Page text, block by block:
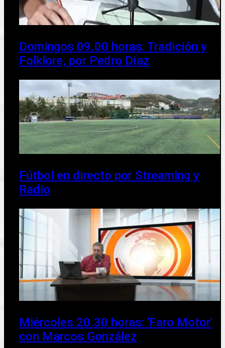
Domingos 09.00 horas: Tradición y
Folklore, por Pedro Díaz
Fútbol en directo por Streaming y
Radio
Miércoles 20.30 horas: 'Faro Motor'
con Marcos González